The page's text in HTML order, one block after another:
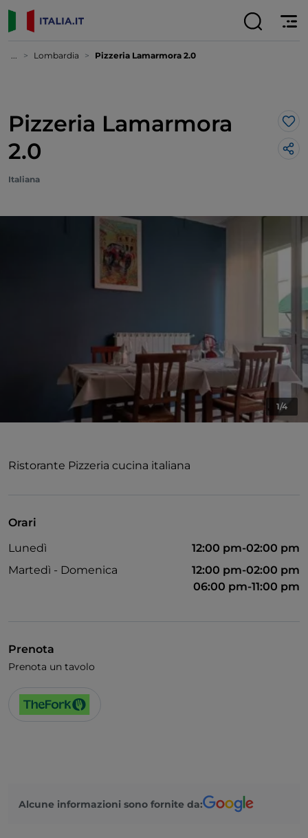
... Lombardia Pizzeria Lamarmora 2.0
Pizzeria Lamarmora
2.0
Italiana
1/4
Ristorante Pizzeria cucina italiana
Orari
Lunedì
12:00 pm-02:00 pm
Martedì - Domenica
12:00 pm-02:00 pm
06:00 pm-11:00 pm
Prenota
Prenota un tavolo
Alcune informazioni sono fornite da: